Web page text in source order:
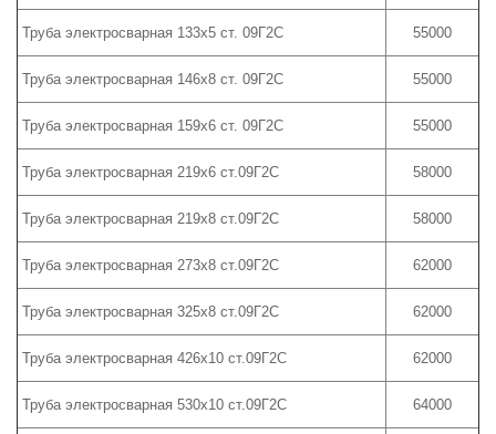
Труба электросварная 133х5 ст. 09Г2С 55000
Труба электросварная 146х8 ст. 09Г2С 55000
Труба электросварная 159х6 ст. 09Г2С 55000
Труба электросварная 219х6 ст.09Г2С 58000
Труба электросварная 219х8 ст.09Г2С 58000
Труба электросварная 273х8 ст.09Г2С 62000
Труба электросварная 325х8 ст.09Г2С 62000
Труба электросварная 426х10 ст.09Г2С 62000
Труба электросварная 530х10 ст.09Г2С 64000